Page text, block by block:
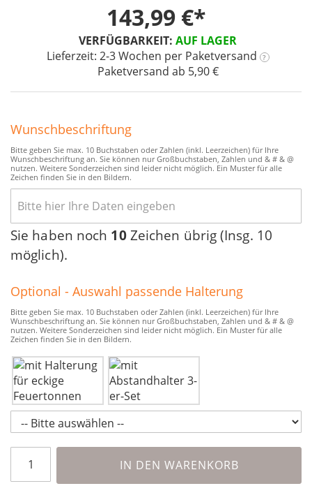
VERFÜGBARKEIT: AUF LAGER
Lieferzeit: 2-3 Wochen per Paketversand ?
Paketversand ab 5,90 €
143,99 €
Wunschbeschriftung
Bitte geben Sie max. 10 Buchstaben oder Zahlen (inkl. Leerzeichen) für Ihre
Wunschbeschriftung an. Sie können nur Großbuchstaben, Zahlen und & # & @
nutzen. Weitere Sonderzeichen sind leider nicht möglich. Ein Muster für alle
Zeichen finden Sie in den Bildern.
Sie haben noch 10Zeichen übrig (Insg. 10
möglich).
Optional - Auswahl passende Halterung
Bitte geben Sie max. 10 Buchstaben oder Zahlen (inkl. Leerzeichen) für Ihre
Wunschbeschriftung an. Sie können nur Großbuchstaben, Zahlen und & # & @
nutzen. Weitere Sonderzeichen sind leider nicht möglich. Ein Muster für alle
Zeichen finden Sie in den Bildern.
IN DEN WARENKORB